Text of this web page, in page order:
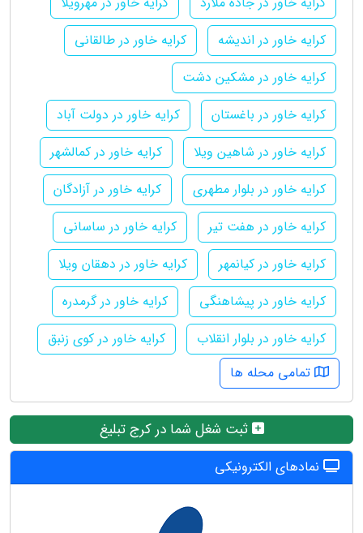
کرایه خاور در اندیشه
کرایه خاور در طالقانی
کرایه خاور در مشکین دشت
کرایه خاور در باغستان
کرایه خاور در دولت آباد
کرایه خاور در شاهین ویلا
کرایه خاور در کمالشهر
کرایه خاور در بلوار مطهری
کرایه خاور در آزادگان
کرایه خاور در هفت تیر
کرایه خاور در ساسانی
کرایه خاور در کیانمهر
کرایه خاور در دهقان ویلا
کرایه خاور در پیشاهنگی
کرایه خاور در گرمدره
کرایه خاور در بلوار انقلاب
کرایه خاور در کوی زنبق
تمامی محله ها
ثبت شغل شما در کرج تبلیغ
نمادهای الکترونیکی